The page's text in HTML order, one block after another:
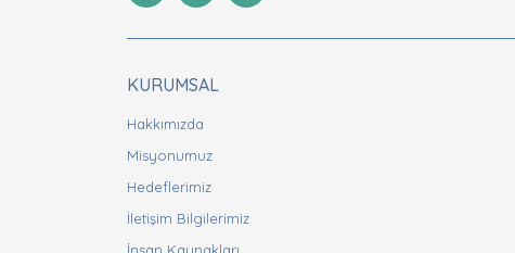
Bu ürüne benzer farklı alternatifler olmalı.
KURUMSAL
Hakkımızda
Misyonumuz
Hedeflerimiz
İletişim Bilgilerimiz